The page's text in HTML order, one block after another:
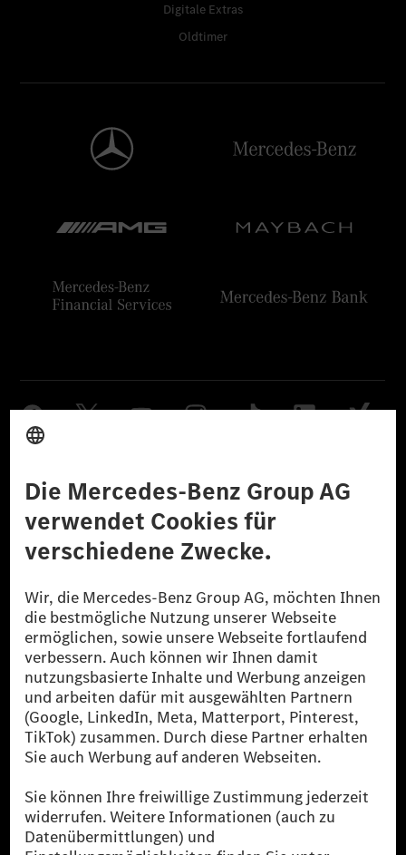
Digitale Extras
Oldtimer
Datenschutz Lizenzhinweise Dritter Barrierefreiheit
© 2026 Mercedes-Benz Group AG. Alle Rechte vorbehalten.
[1] Bilanziell CO₂-neutral bedeutet, dass nicht vermiedene oder nicht
reduzierte CO₂-Emissionen bei der Mercedes-Benz Group durch
zertifizierte Ausgleichsprojekte kompensiert werden.
[2] Renewable Charging ist ein integraler Bestandteil von MB.CHARGE
Public in Europa, den USA, Kanada und China. Sofern an der jeweiligen
Ladestation noch kein Strom aus erneuerbaren Energien vorliegt,
verwendet Renewable Charging Grünstromzertifikate*. Diese stellen
sicher, dass für Ladevorgänge über MB.CHARGE Public eine äquivalente
Strommenge aus erneuerbaren Energien ins Stromnetz eingespeist wird.
als sechs Jahre sind.
* Inkl. EKOenergy Ökolabel
* Die angegebenen Werte wurden nach dem vorgeschriebenen
Messverfahren WLTP (Worldwide harmonised Light vehicles Test